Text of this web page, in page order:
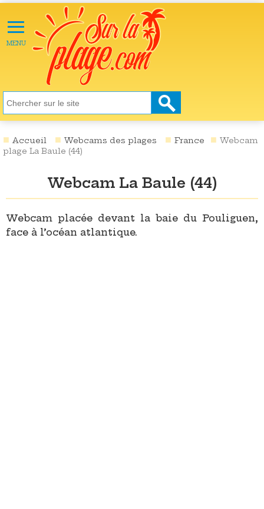
≡
MENU
ACTU
LOISIRS
NATURE
SANTÉ
SOCIÉTÉ
CULTURE
VIDÉOS
Accueil Webcams des plages France
Webcam
plage La Baule (44)
Webcam La Baule (44)
Webcam placée devant la baie du Pouliguen,
face à l’océan atlantique.